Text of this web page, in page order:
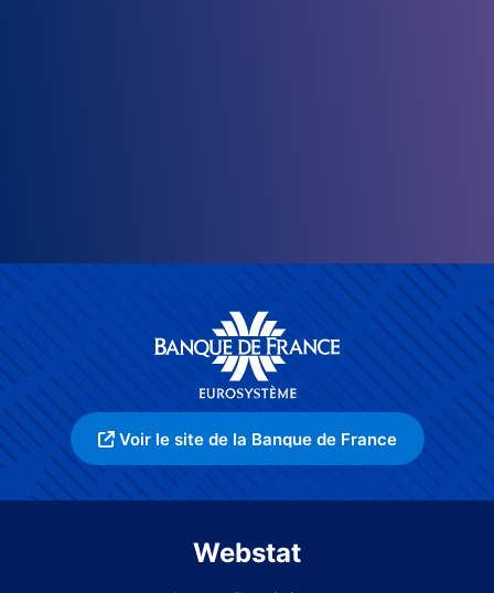
Voir le site de la Banque de France
Webstat